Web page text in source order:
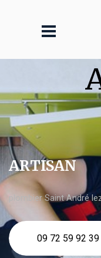
ARTISAN
plombier Saint André
09 72 59 92 39